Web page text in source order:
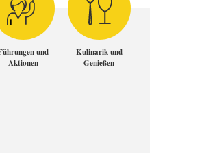
und
Aktionen
Kulinarik und
Genießen